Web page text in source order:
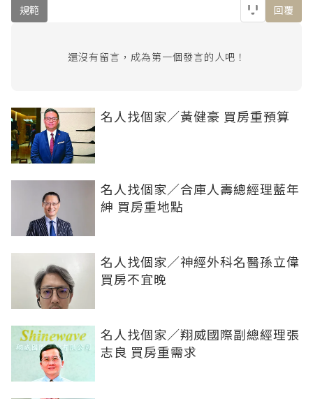
規範 回覆
還沒有留言，成為第一個發言的人吧！
名人找個家／黃健豪 買房重預算
名人找個家／合庫人壽總經理藍年
紳 買房重地點
名人找個家／神經外科名醫孫立偉
買房不宜晚
名人找個家／翔威國際副總經理張
志良 買房重需求